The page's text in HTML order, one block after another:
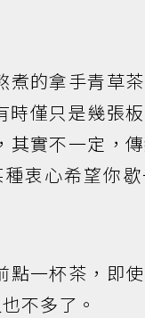
煮的拿手青草
僅只是幾張
其實不一定，
衷心希望你
點一杯茶，即
不多了。